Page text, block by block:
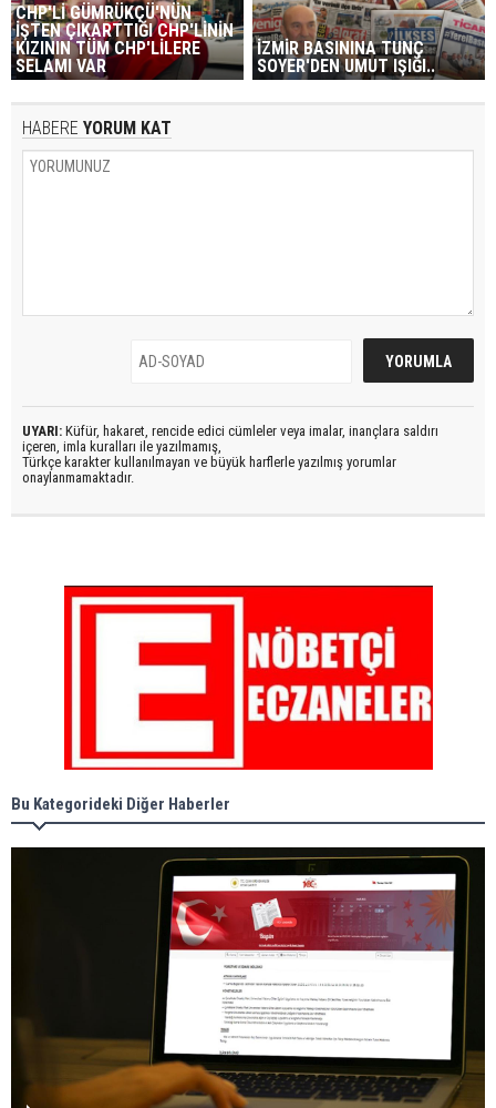
CHP'Lİ GÜMRÜKÇÜ'NÜN
İŞTEN ÇIKARTTIĞI CHP'LİNİN
KIZININ TÜM CHP'LİLERE
SELAMI VAR
İZMİR BASININA TUNÇ
SOYER'DEN UMUT IŞIĞI..
HABERE YORUM KAT
UYARI: Küfür, hakaret, rencide edici cümleler veya imalar, inançlara saldırı
içeren, imla kuralları ile yazılmamış,
Türkçe karakter kullanılmayan ve büyük harflerle yazılmış yorumlar
onaylanmamaktadır.
Bu Kategorideki Diğer Haberler